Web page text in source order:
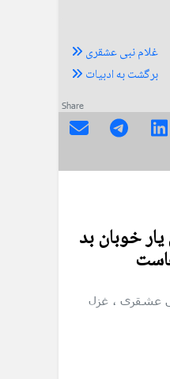
غلام نبی عشقری
برگشت به ادبیات
Share
خوبان بد
عشقری ، غزل